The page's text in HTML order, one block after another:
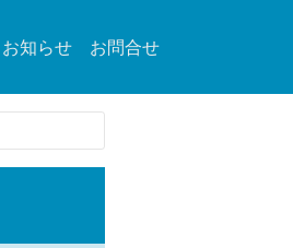
お知らせ お問合せ